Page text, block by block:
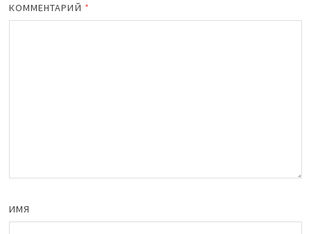
КОММЕНТАРИЙ *
ИМЯ